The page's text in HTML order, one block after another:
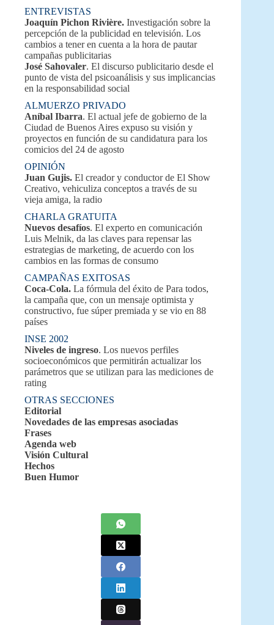
ENTREVISTAS
Joaquín Pichon Rivière. Investigación sobre la
percepción de la publicidad en televisión. Los
cambios a tener en cuenta a la hora de pautar
campañas publicitarias
José Sahovaler. El discurso publicitario desde el
punto de vista del psicoanálisis y sus implicancias
en la responsabilidad social
ALMUERZO PRIVADO
Aníbal Ibarra. El actual jefe de gobierno de la
Ciudad de Buenos Aires expuso su visión y
proyectos en función de su candidatura para los
comicios del 24 de agosto
OPINIÓN
Juan Gujis. El creador y conductor de El Show
Creativo, vehiculiza conceptos a través de su
vieja amiga, la radio
CHARLA GRATUITA
Nuevos desafíos. El experto en comunicación
Luis Melnik, da las claves para repensar las
estrategias de marketing, de acuerdo con los
cambios en las formas de consumo
CAMPAÑAS EXITOSAS
Coca-Cola. La fórmula del éxito de Para todos,
la campaña que, con un mensaje optimista y
constructivo, fue súper premiada y se vio en 88
países
INSE 2002
Niveles de ingreso. Los nuevos perfiles
socioeconómicos que permitirán actualizar los
parámetros que se utilizan para las mediciones de
rating
OTRAS SECCIONES
Editorial
Novedades de las empresas asociadas
Frases
Agenda web
Visión Cultural
Hechos
Buen Humor